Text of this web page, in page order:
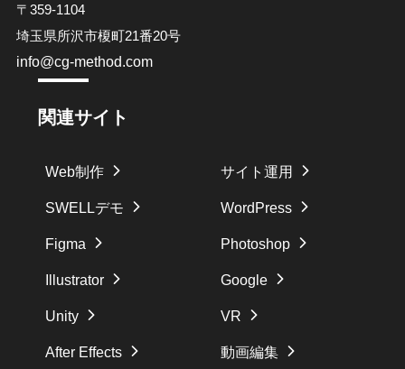
〒359-1104
埼玉県所沢市榎町21番20号
info@cg-method.com
関連サイト
Web制作 サイト運用
SWELLデモ WordPress
Figma Photoshop
Illustrator Google
Unity VR
After Effects 動画編集